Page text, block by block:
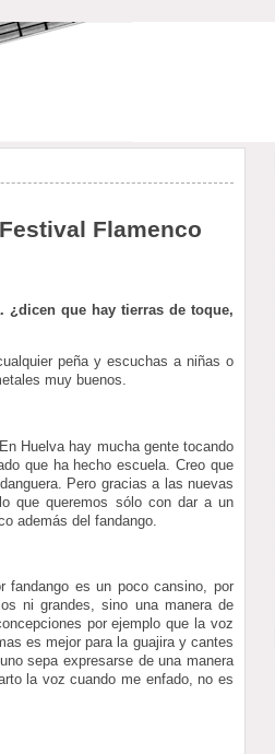
Flamenco
¿dicen que hay tierras de toque,
peña y escuchas a niñas o
muy buenos.
Huelva hay mucha gente tocando
que ha hecho escuela. Creo que
Pero gracias a las nuevas
que queremos sólo con dar a un
además del fandango.
fandango es un poco cansino, por
ni grandes, sino una manera de
por ejemplo que la voz
es mejor para la guajira y cantes
sepa expresarse de una manera
la voz cuando me enfado, no es